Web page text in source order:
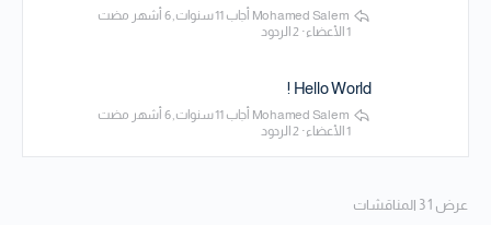
أجاب 11 سنوات, 6 أشهر مضت
1 الأعضاء
· 2 الردود
Hello World !
أجاب 11 سنوات, 6 أشهر مضت
1 الأعضاء
· 2 الردود
عرض 1 3 المناقشات